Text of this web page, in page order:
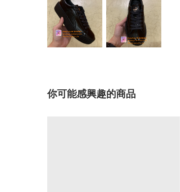
你可能感興趣的商品